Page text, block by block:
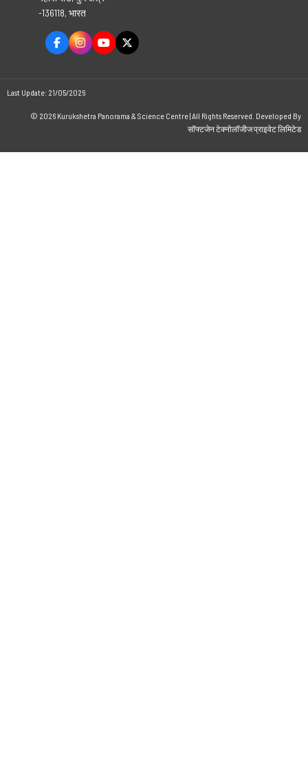
-136118, भारत
Last Update: 21/05/2026
© 2026 Kurukshetra Panorama & Science Centre | All Rights Reserved. Developed By
सॉफ्टजेन टेक्नोलॉजीज प्राइवेट लिमिटेड